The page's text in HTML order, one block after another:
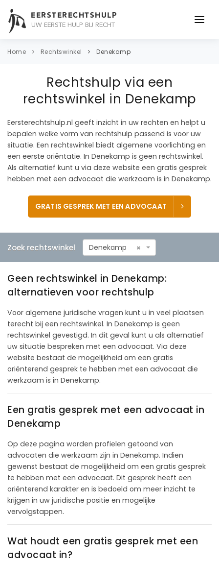
EERSTERECHTSHULP
UW EERSTE HULP BIJ RECHT
ONDERWERPEN
ADVOCAAT
CONTACT
Home Rechtswinkel Denekamp
Rechtshulp via een
rechtswinkel in Denekamp
Eersterechtshulp.nl geeft inzicht in uw rechten en helpt u
bepalen welke vorm van rechtshulp passend is voor uw
situatie. Een rechtswinkel biedt algemene voorlichting en
een eerste oriëntatie. In Denekamp is geen rechtswinkel.
Als alternatief kunt u via deze website een gratis gesprek
hebben met een advocaat die werkzaam is in Denekamp.
GRATIS GESPREK MET EEN ADVOCAAT
Zoek rechtswinkel ×
Denekamp
Geen rechtswinkel in Denekamp:
alternatieven voor rechtshulp
Voor algemene juridische vragen kunt u in veel plaatsen
terecht bij een rechtswinkel. In Denekamp is geen
rechtswinkel gevestigd. In dit geval kunt u als alternatief
uw situatie bespreken met een advocaat. Via deze
website bestaat de mogelijkheid om een gratis
oriënterend gesprek te hebben met een advocaat die
werkzaam is in Denekamp.
Een gratis gesprek met een advocaat in
Denekamp
Op deze pagina worden profielen getoond van
advocaten die werkzaam zijn in Denekamp. Indien
gewenst bestaat de mogelijkheid om een gratis gesprek
te hebben met een advocaat. Dit gesprek heeft een
oriënterend karakter en is bedoeld om meer inzicht te
krijgen in uw juridische positie en mogelijke
vervolgstappen.
Wat houdt een gratis gesprek met een
advocaat in?